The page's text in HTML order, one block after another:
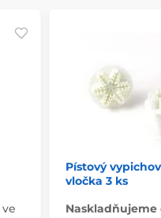
ve
Pístový
vločka 3 ks
Naskladňujeme